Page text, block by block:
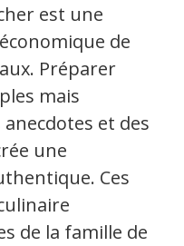
est une
de
Préparer
mais
et des
une
Ces
de la famille de